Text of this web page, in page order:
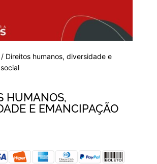
/ Direitos humanos, diversidade e
HUMANOS,
E EMANCIPAÇÃO